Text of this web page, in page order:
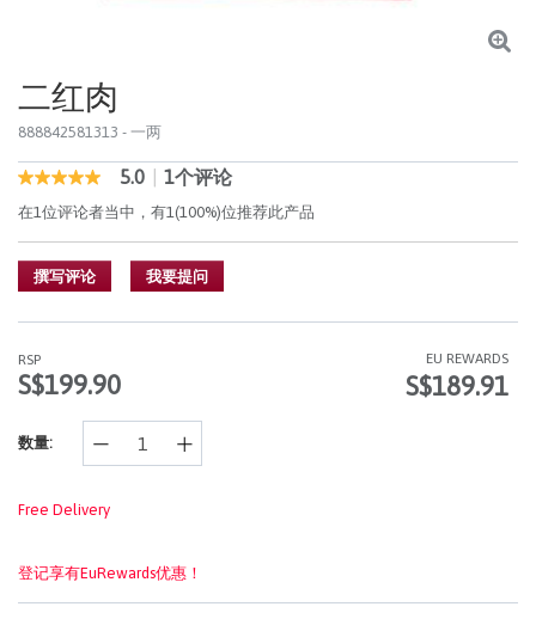
二红肉
888842581313 - 一两
5 out of 5 Customer Rating
5.0
out
of
5
stars,
average
value.
1
Reviews.
同
的
页
接。
5.0 1个评论
在1位评论者当中，有1(100%)位推荐此产品
撰写评论 我要提问
RSP
S$199.90
EU REWARDS
S$189.91
数量:
Free Delivery
登记享有EuRewards优惠！